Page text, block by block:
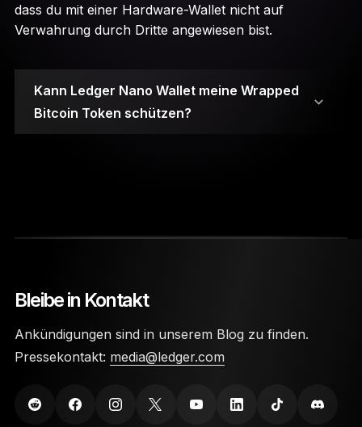
dass du mit einer Hardware-Wallet nicht auf
Verwahrung durch Dritte angewiesen bist.
Kann Ledger Nano Wallet meine Wrapped
Bitcoin Token schützen?
und eine 24-Wörter-Wiederherstellungsphrase
erforderlich.
Ledger Nano Wallets wurden aus äußerst
Bleibe in Kontakt
Ankündigungen sind in unserem Blog zu finden.
Pressekontakt: media@ledger.com